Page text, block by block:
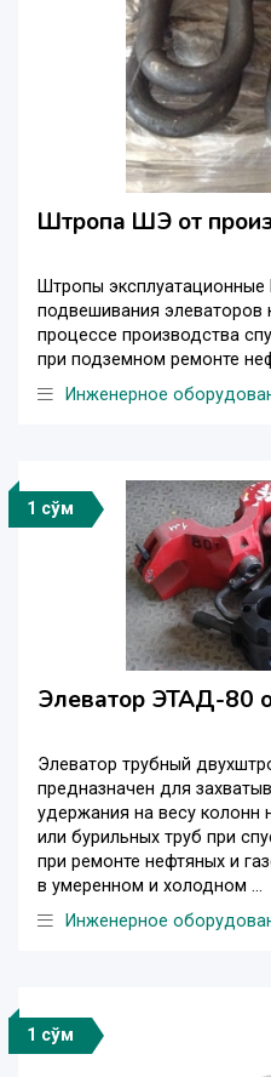
Штропа ШЭ от
Штропы
подвешивания элеваторов
процессе производства
при подземном ремонте
Инженерное
1 сўм
Элеватор ЭТАД-80
Элеватор трубный
предназначен для
удержания на весу колонн
или бурильных труб при
при ремонте нефтяных и
в умеренном и холодном ...
Инженерное
1 сўм